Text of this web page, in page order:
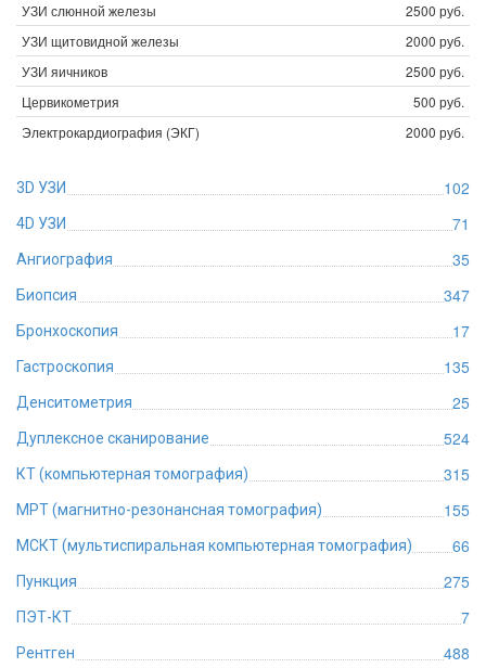
УЗИ слюнной железы
2500 руб.
УЗИ щитовидной железы
2000 руб.
УЗИ яичников
2500 руб.
Цервикометрия
500 руб.
Электрокардиография (ЭКГ)
2000 руб.
3D УЗИ 102
4D УЗИ 71
Ангиография 35
Биопсия 347
Бронхоскопия 17
Гастроскопия 135
Денситометрия 25
Дуплексное сканирование 524
КТ (компьютерная томография) 315
МРТ (магнитно-резонансная томография) 155
МСКТ (мультиспиральная компьютерная томография) 66
Пункция 275
ПЭТ-КТ 7
Рентген 488